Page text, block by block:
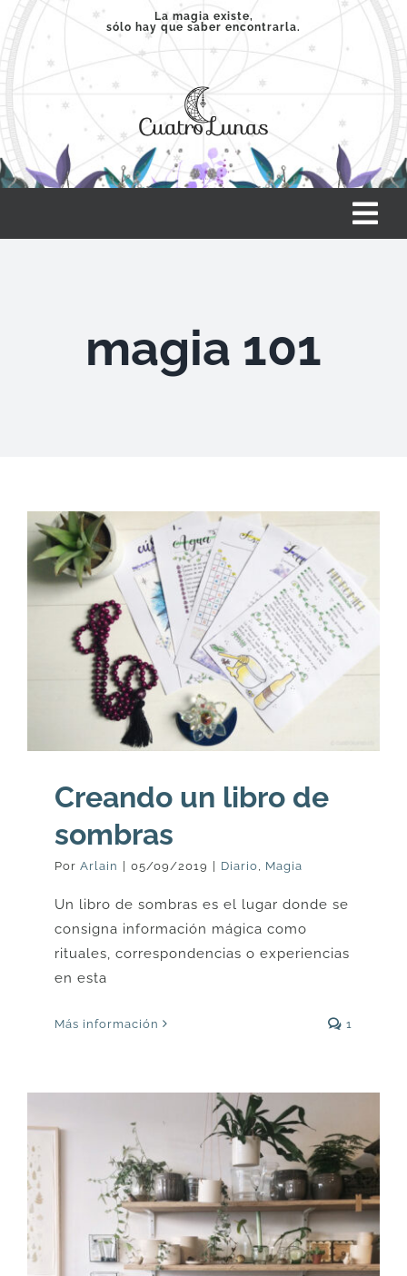
Saltar
contenido
La magia existe,
sólo hay que saber encontrarla.
ARTÍCULOS
ACERCA
CONTACTO
magia 101
Creando un libro de
sombras
Por Arlain 05/09/2019 Diario Magia
Un libro de sombras es el lugar donde se
consigna información mágica como
rituales, correspondencias o experiencias
en esta
Más información 1